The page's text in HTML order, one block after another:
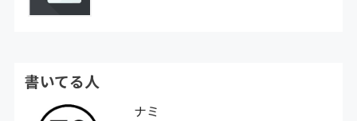
書いてる人
ナミ